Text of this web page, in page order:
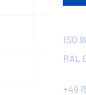
ISO
RAL
+49